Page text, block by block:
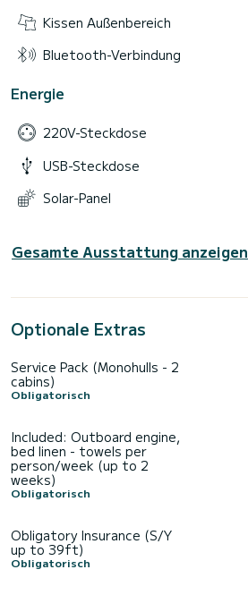
Kissen Außenbereich
Bluetooth-Verbindung
Energie
220V-Steckdose
USB-Steckdose
Solar-Panel
Gesamte Ausstattung anzeigen
Optionale Extras
Service Pack (Monohulls - 2
cabins)
Obligatorisch
Included: Outboard engine,
bed linen - towels per
person/week (up to 2
weeks)
Obligatorisch
Obligatory Insurance (S/Y
up to 39ft)
Obligatorisch